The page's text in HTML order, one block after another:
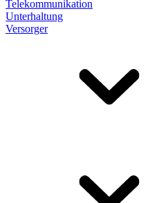
Telekommunikation
Unterhaltung
Versorger